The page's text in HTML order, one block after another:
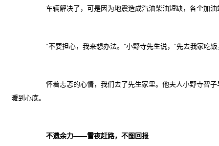
车辆解决了，可是因为地震造成汽油柴油短缺，各个加
“不要担心，我来想办法。”小野寺先生说，“先去我家吃
怀着忐忑的心情，我们去了先生家里。他夫人小野寺智
暖到心底。
不遗余力——雪夜赶路，不图回报